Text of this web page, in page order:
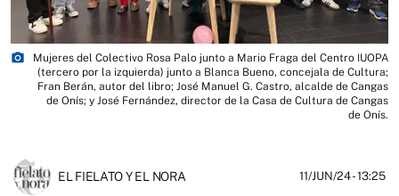
photo_camera
Mujeres del Colectivo Rosa Palo junto a Mario Fraga del Centro IUOPA
(tercero por la izquierda) junto a Blanca Bueno, concejala de Cultura;
Fran Berán, autor del libro; José Manuel G. Castro, alcalde de Cangas
de Onís; y José Fernández, director de la Casa de Cultura de Cangas
de Onís.
EL FIELATO Y EL NORA 11/JUN/24- 13:25